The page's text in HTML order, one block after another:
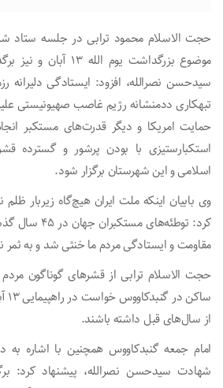
حجت الاسلام محمود ترابی در جلسه ستاد
موضوع بزرگداشت یوم
سیدحسن نصرالله، افزود: ایستادگی دلیرانه
تبهکاری ددمنشانه رژیم غاصب صهیونیستی
حمایت امریکا و دیگر قدرت‌های مستکبر
استکبارستیزی با بودن پرشور و گسترده‌
اسلامی و این شهرستان برگزار شود.
وی بابیان اینکه ملت ایران هیچ‌گاه زیربار
کرد: توطئه‌های
مقاومت و ایستادگی مردم ما خنثی شد و به ثمر
حجت الاسلام ترابی از قشرهای گوناگون
از سال‌های قبل داشته باشند.
امام جمعه گنبدکاووس همچنین با اشاره
شهادت سیدحسن نصرالله، پیشنهاد کرد: